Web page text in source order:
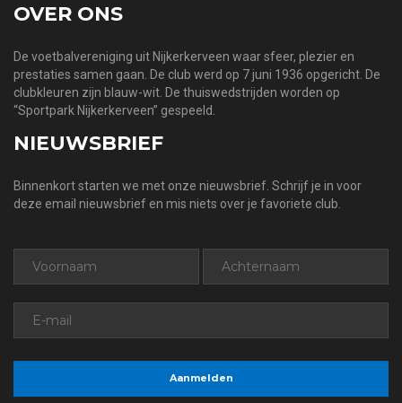
OVER ONS
De voetbalvereniging uit Nijkerkerveen waar sfeer, plezier en
prestaties samen gaan. De club werd op 7 juni 1936 opgericht. De
clubkleuren zijn blauw-wit. De thuiswedstrijden worden op
“Sportpark Nijkerkerveen” gespeeld.
NIEUWSBRIEF
Binnenkort starten we met onze nieuwsbrief. Schrijf je in voor
deze email nieuwsbrief en mis niets over je favoriete club.